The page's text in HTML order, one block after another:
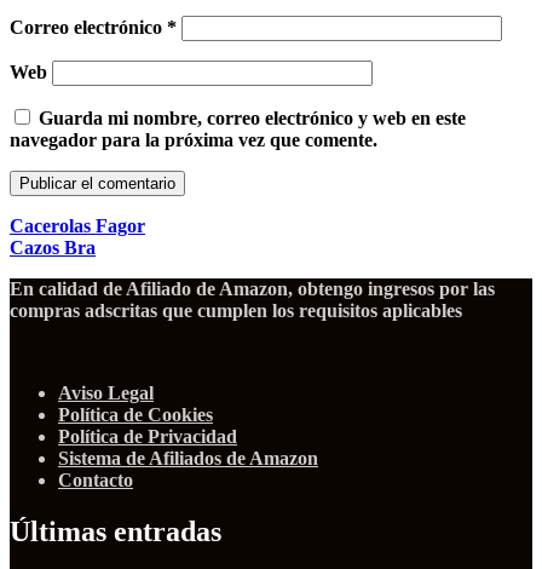
Correo electrónico *
Web
Guarda mi nombre, correo electrónico y web en este
navegador para la próxima vez que comente.
Cacerolas Fagor
Cazos Bra
En calidad de Afiliado de Amazon, obtengo ingresos por las
compras adscritas que cumplen los requisitos aplicables
Aviso Legal
Política de Cookies
Política de Privacidad
Sistema de Afiliados de Amazon
Contacto
Últimas entradas